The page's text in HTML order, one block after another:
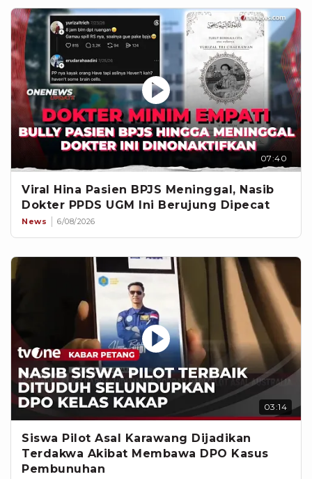
07:40
Viral Hina Pasien BPJS Meninggal, Nasib
Dokter PPDS UGM Ini Berujung Dipecat
News 6/08/2026
03:14
Siswa Pilot Asal Karawang Dijadikan
Terdakwa Akibat Membawa DPO Kasus
Pembunuhan